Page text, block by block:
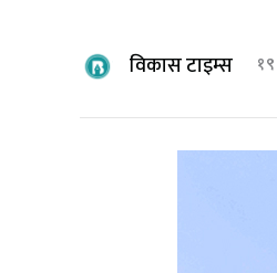
विकास टाइम्स